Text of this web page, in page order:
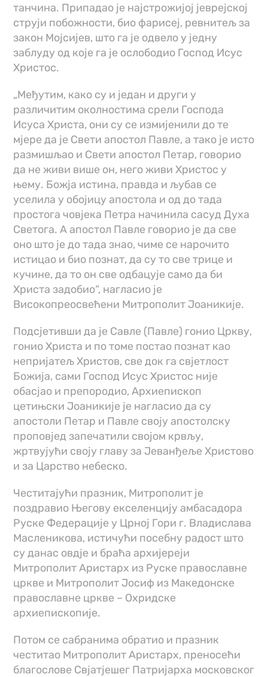
танчина. Припадао је најстрожијој јеврејској
струји побожности, био фарисеј, ревнитељ за
закон Мојсијев, што га је одвело у једну
заблуду од које га је ослободио Господ Исус
Христос.
„Међутим, како су и један и други у
различитим околностима срели Господа
Исуса Христа, они су се измијенили до те
мјере да је Свети апостол Павле, а тако је исто
размишљао и Свети апостол Петар, говорио
да не живи више он, него живи Христос у
њему. Божја истина, правда и љубав се
уселила у обојицу апостола и од до тада
простога човјека Петра начинила сасуд Духа
Светога. А апостол Павле говорио је да све
оно што је до тада знао, чиме се нарочито
истицао и био познат, да су то све трице и
кучине, да то он све одбацује само да би
Христа задобио“, нагласио је
Високопреосвећени Митрополит Јоаникије.
Подсјетивши да је Савле (Павле) гонио Цркву,
гонио Христа и по томе постао познат као
непријатељ Христов, све док га свјетлост
Божија, сами Господ Исус Христос није
обасјао и препородио, Архиепископ
цетињски Јоаникије је нагласио да су
апостоли Петар и Павле своју апостолску
проповјед запечатили својом крвљу,
жртвујући своју главу за Јеванђеље Христово
и за Царство небеско.
Честитајући празник, Митрополит је
поздравио Његову екселенцију амбасадора
Руске Федерације у Црној Гори г. Владислава
Масленикова, истичући посебну радост што
су данас овдје и браћа архијереји
Митрополит Аристарх из Руске православне
цркве и Митрополит Јосиф из Македонске
православне цркве – Охридске
архиепископије.
Потом се сабранима обратио и празник
честитао Митрополит Аристарх, преносећи
благослове Свјатјешег Патријарха московског